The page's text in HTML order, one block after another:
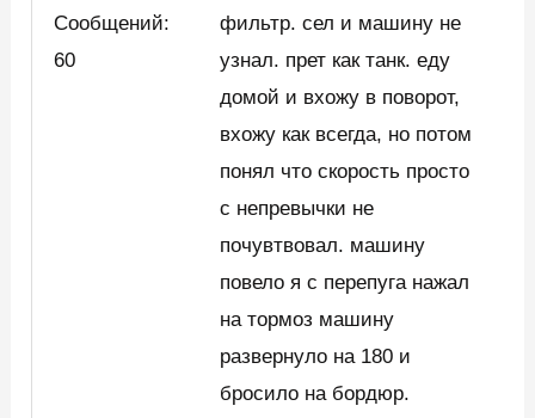
Сообщений:
60
фильтр. сел и машину не
узнал. прет как танк. еду
домой и вхожу в поворот,
вхожу как всегда, но потом
понял что скорость просто
с непревычки не
почувтвовал. машину
повело я с перепуга нажал
на тормоз машину
развернуло на 180 и
бросило на бордюр.